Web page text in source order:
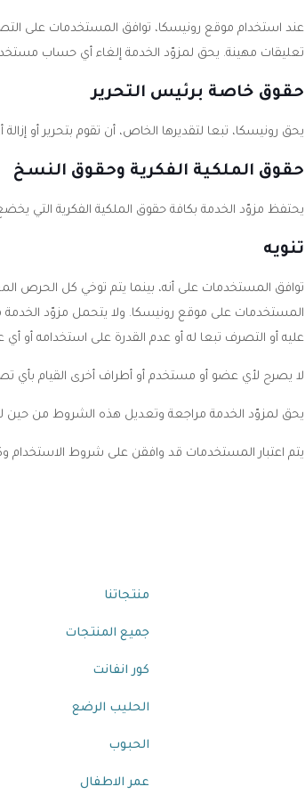
عند استخدام موقع رونيسكا، توافق المستخدمات على
تعليقات مهينة. يحق لمزوّد الخدمة إلغاء أي حساب
حقوق خاصة برئيس التحرير
يحق رونيسكا، تبعا لتقديرها الخاص، أن تقوم بتحرير أو
حقوق الملكية الفكرية وحقوق النسخ
يحتفظ مزوّد الخدمة بكافة حقوق الملكية الفكرية التي
تنويه
توافق المستخدمات على أنه، بينما يتم توخي كل الحرص
المستخدمات على موقع رونيسكا. ولا يتحمل مزوّد الخدمة
عليه أو التصرف تبعا له أو عدم القدرة على استخدامه أو
لا يصرح لأي عضو أو مستخدم أو أطراف أخرى القيام بأي
يحق لمزوّد الخدمة مراجعة وتعديل هذه الشروط من حين
يتم اعتبار المستخدمات قد وافقن على شروط الاستخدام
منتجاتنا
جميع المنتجات
كور انفانت
الحليب الرضع
الحبوب
عمر الاطفال